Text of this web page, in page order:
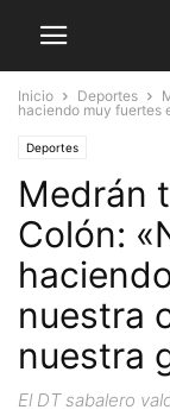
Inicio Deportes
haciendo muy fuertes
Deportes
Medrán
Colón:
nuestra
nuestra
El DT sabalero